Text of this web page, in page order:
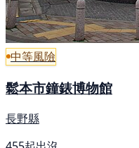
中等風險
鬆本市鐘錶博物館
長野縣